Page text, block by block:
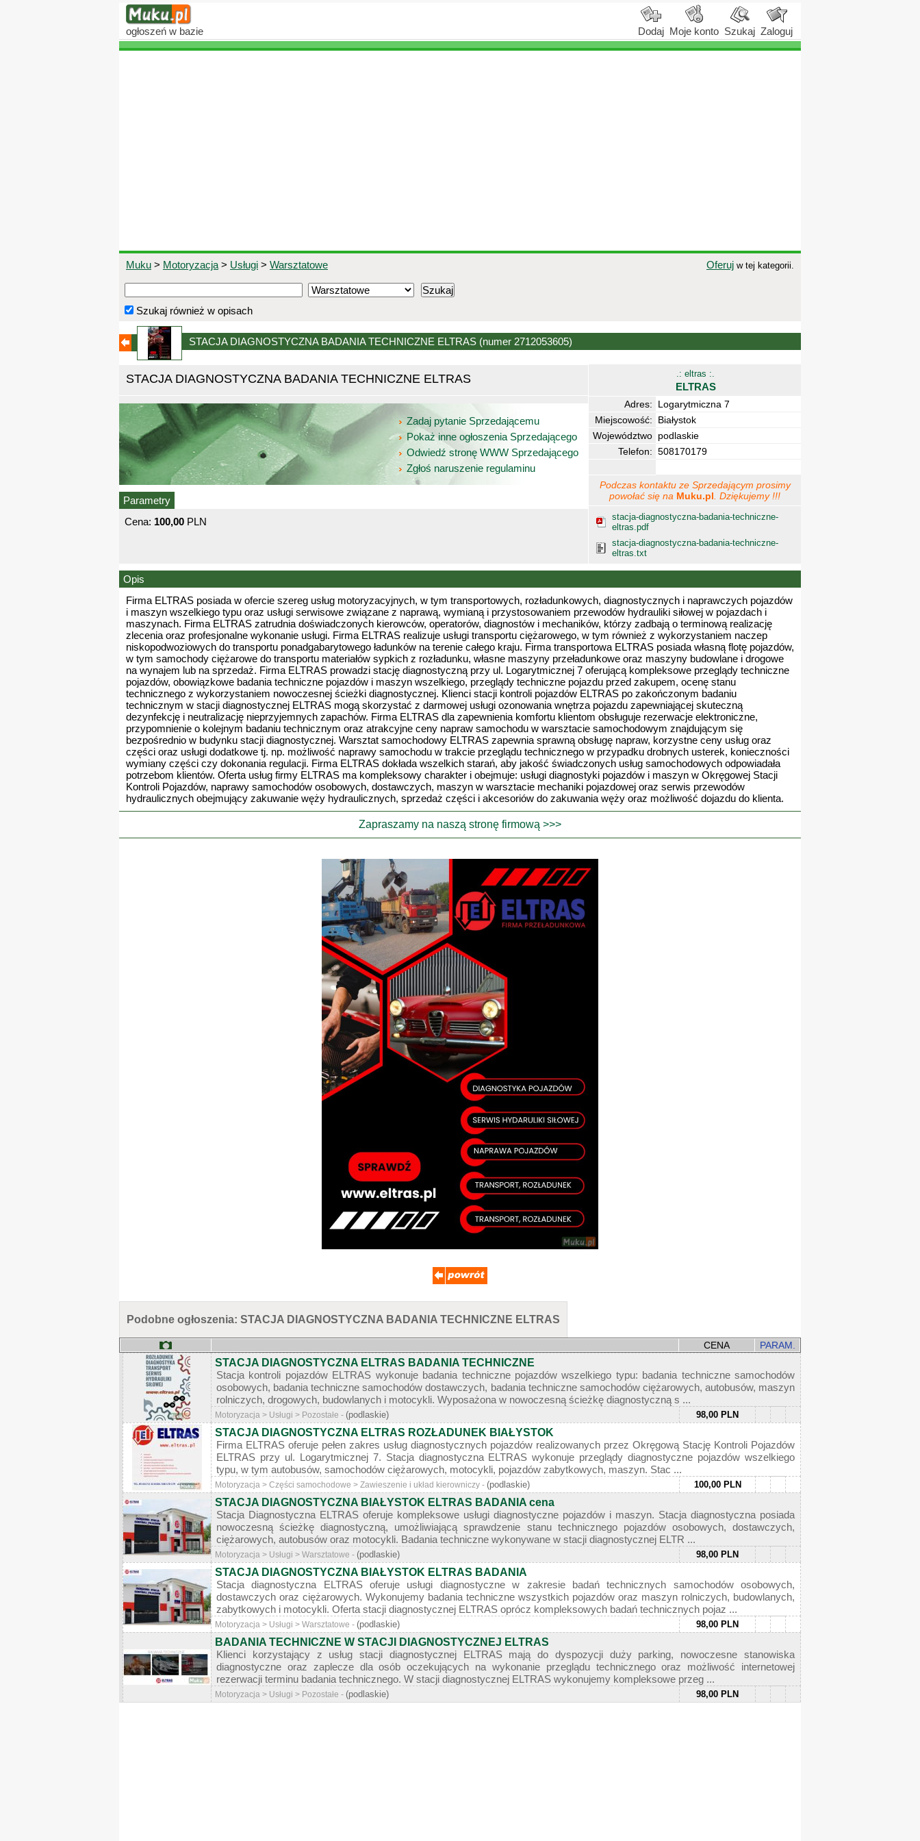
ogłoszeń w bazie Dodaj Moje konto Szukaj Zaloguj
Muku > Motoryzacja > Usługi > Warsztatowe Oferuj w tej kategorii.
Szukaj również w opisach
STACJA DIAGNOSTYCZNA BADANIA TECHNICZNE ELTRAS (numer 2712053605)
STACJA DIAGNOSTYCZNA BADANIA TECHNICZNE ELTRAS
Zadaj pytanie Sprzedającemu
Pokaż inne ogłoszenia Sprzedającego
Odwiedź stronę WWW Sprzedającego
Zgłoś naruszenie regulaminu
Parametry
Cena: 100,00 PLN
.: eltras :.
ELTRAS
Adres:
Logarytmiczna 7
Miejscowość:
Białystok
Województwo podlaskie
Telefon: 508170179
Podczas kontaktu ze Sprzedającym prosimy
powołać się na Muku.pl . Dziękujemy !!!
stacja-diagnostyczna-badania-techniczne-
eltras.pdf
stacja-diagnostyczna-badania-techniczne-
eltras.txt
Opis
Firma ELTRAS posiada w ofercie szereg usług motoryzacyjnych, w tym transportowych, rozładunkowych, diagnostycznych i naprawczych pojazdów
i maszyn wszelkiego typu oraz usługi serwisowe związane z naprawą, wymianą i przystosowaniem przewodów hydrauliki siłowej w pojazdach i
maszynach. Firma ELTRAS zatrudnia doświadczonych kierowców, operatorów, diagnostów i mechaników, którzy zadbają o terminową realizację
zlecenia oraz profesjonalne wykonanie usługi. Firma ELTRAS realizuje usługi transportu ciężarowego, w tym również z wykorzystaniem naczep
niskopodwoziowych do transportu ponadgabarytowego ładunków na terenie całego kraju. Firma transportowa ELTRAS posiada własną flotę pojazdów,
w tym samochody ciężarowe do transportu materiałów sypkich z rozładunku, własne maszyny przeładunkowe oraz maszyny budowlane i drogowe
na wynajem lub na sprzedaż. Firma ELTRAS prowadzi stację diagnostyczną przy ul. Logarytmicznej 7 oferującą kompleksowe przeglądy techniczne
pojazdów, obowiązkowe badania techniczne pojazdów i maszyn wszelkiego, przeglądy techniczne pojazdu przed zakupem, ocenę stanu
technicznego z wykorzystaniem nowoczesnej ścieżki diagnostycznej. Klienci stacji kontroli pojazdów ELTRAS po zakończonym badaniu
technicznym w stacji diagnostycznej ELTRAS mogą skorzystać z darmowej usługi ozonowania wnętrza pojazdu zapewniającej skuteczną
dezynfekcję i neutralizację nieprzyjemnych zapachów. Firma ELTRAS dla zapewnienia komfortu klientom obsługuje rezerwacje elektroniczne,
przypomnienie o kolejnym badaniu technicznym oraz atrakcyjne ceny napraw samochodu w warsztacie samochodowym znajdującym się
bezpośrednio w budynku stacji diagnostycznej. Warsztat samochodowy ELTRAS zapewnia sprawną obsługę napraw, korzystne ceny usług oraz
części oraz usługi dodatkowe tj. np. możliwość naprawy samochodu w trakcie przeglądu technicznego w przypadku drobnych usterek, konieczności
wymiany części czy dokonania regulacji. Firma ELTRAS dokłada wszelkich starań, aby jakość świadczonych usług samochodowych odpowiadała
potrzebom klientów. Oferta usług firmy ELTRAS ma kompleksowy charakter i obejmuje: usługi diagnostyki pojazdów i maszyn w Okręgowej Stacji
Kontroli Pojazdów, naprawy samochodów osobowych, dostawczych, maszyn w warsztacie mechaniki pojazdowej oraz serwis przewodów
hydraulicznych obejmujący zakuwanie węży hydraulicznych, sprzedaż części i akcesoriów do zakuwania węży oraz możliwość dojazdu do klienta.
Zapraszamy na naszą stronę firmową >>>
Podobne ogłoszenia: STACJA DIAGNOSTYCZNA BADANIA TECHNICZNE ELTRAS
CENA PARAM.
STACJA DIAGNOSTYCZNA ELTRAS BADANIA TECHNICZNE
Stacja kontroli pojazdów ELTRAS wykonuje badania techniczne pojazdów wszelkiego typu: badania techniczne samochodów
osobowych, badania techniczne samochodów dostawczych, badania techniczne samochodów ciężarowych, autobusów, maszyn
rolniczych, drogowych, budowlanych i motocykli. Wyposażona w nowoczesną ścieżkę diagnostyczną s ...
Motoryzacja > Usługi > Pozostałe - (podlaskie) 98,00 PLN
STACJA DIAGNOSTYCZNA ELTRAS ROZŁADUNEK BIAŁYSTOK
Firma ELTRAS oferuje pełen zakres usług diagnostycznych pojazdów realizowanych przez Okręgową Stację Kontroli Pojazdów
ELTRAS przy ul. Logarytmicznej 7. Stacja diagnostyczna ELTRAS wykonuje przeglądy diagnostyczne pojazdów wszelkiego
typu, w tym autobusów, samochodów ciężarowych, motocykli, pojazdów zabytkowych, maszyn. Stac ...
Motoryzacja > Części samochodowe > Zawieszenie i układ kierowniczy - (podlaskie) 100,00 PLN
STACJA DIAGNOSTYCZNA BIAŁYSTOK ELTRAS BADANIA cena
Stacja Diagnostyczna ELTRAS oferuje kompleksowe usługi diagnostyczne pojazdów i maszyn. Stacja diagnostyczna posiada
nowoczesną ścieżkę diagnostyczną, umożliwiającą sprawdzenie stanu technicznego pojazdów osobowych, dostawczych,
ciężarowych, autobusów oraz motocykli. Badania techniczne wykonywane w stacji diagnostycznej ELTR ...
Motoryzacja > Usługi > Warsztatowe - (podlaskie) 98,00 PLN
STACJA DIAGNOSTYCZNA BIAŁYSTOK ELTRAS BADANIA
Stacja diagnostyczna ELTRAS oferuje usługi diagnostyczne w zakresie badań technicznych samochodów osobowych,
dostawczych oraz ciężarowych. Wykonujemy badania techniczne wszystkich pojazdów oraz maszyn rolniczych, budowlanych,
zabytkowych i motocykli. Oferta stacji diagnostycznej ELTRAS oprócz kompleksowych badań technicznych pojaz ...
Motoryzacja > Usługi > Warsztatowe - (podlaskie) 98,00 PLN
BADANIA TECHNICZNE W STACJI DIAGNOSTYCZNEJ ELTRAS
Klienci korzystający z usług stacji diagnostycznej ELTRAS mają do dyspozycji duży parking, nowoczesne stanowiska
diagnostyczne oraz zaplecze dla osób oczekujących na wykonanie przeglądu technicznego oraz możliwość internetowej
rezerwacji terminu badania technicznego. W stacji diagnostycznej ELTRAS wykonujemy kompleksowe przeg ...
Motoryzacja > Usługi > Pozostałe - (podlaskie) 98,00 PLN